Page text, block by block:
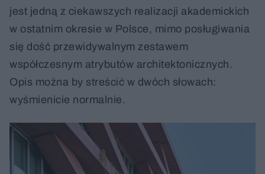
jest jedną z ciekawszych realizacji akademickich
w ostatnim okresie w Polsce, mimo posługiwania
się dość przewidywalnym zestawem
współczesnym atrybutów architektonicznych.
Opis można by streścić w dwóch słowach:
wyśmienicie normalnie.